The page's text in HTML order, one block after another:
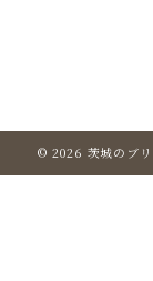
© 2026 茨城のブ